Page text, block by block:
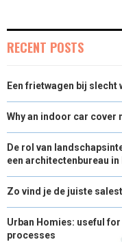
RECENT POSTS
Een frietwagen bij slecht
Why an indoor car cover
De rol van
een architectenbureau in
Zo vind je de juiste
Urban Homies: useful
processes